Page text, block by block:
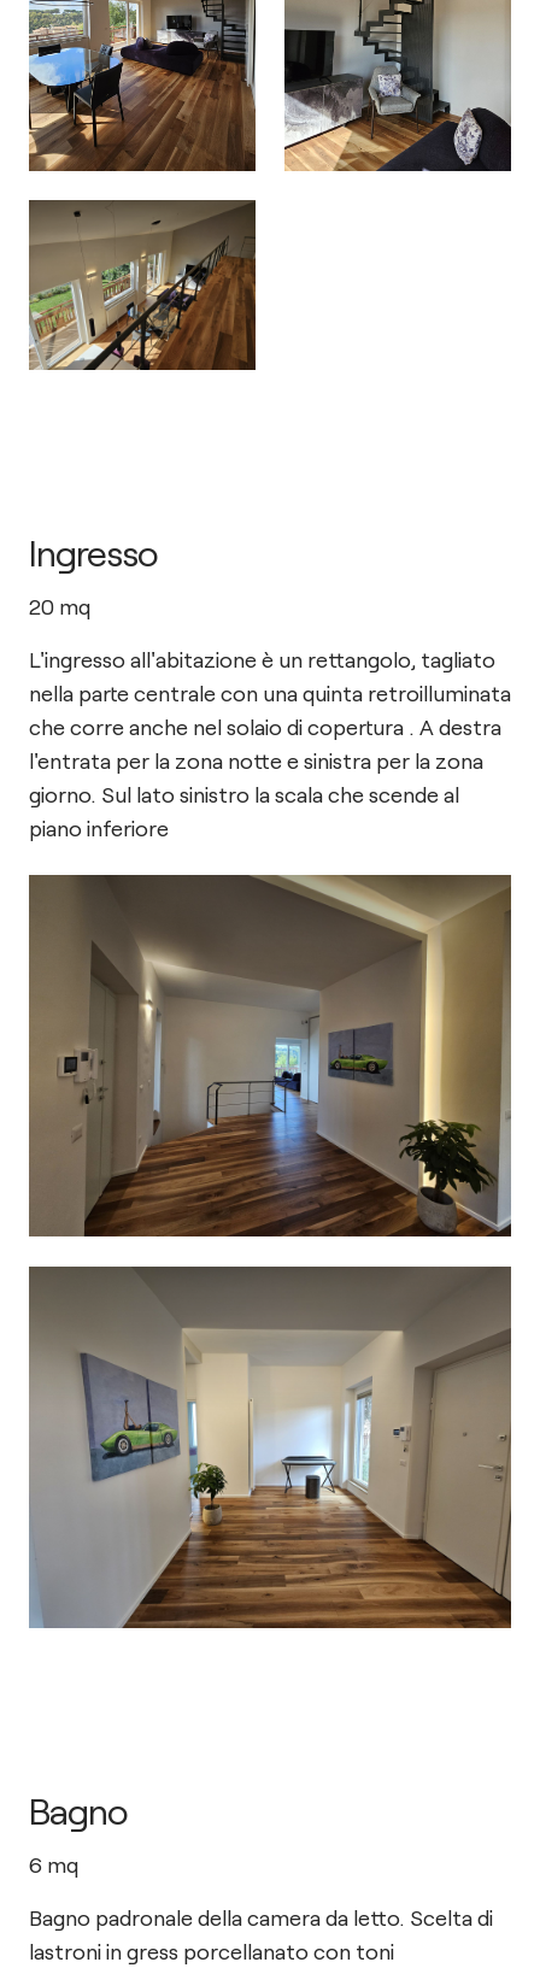
Ingresso
20 mq
L'ingresso all'abitazione è un rettangolo, tagliato
nella parte centrale con una quinta retroilluminata
che corre anche nel solaio di copertura . A destra
l'entrata per la zona notte e sinistra per la zona
giorno. Sul lato sinistro la scala che scende al
piano inferiore
Bagno
6 mq
Bagno padronale della camera da letto. Scelta di
lastroni in gress porcellanato con toni